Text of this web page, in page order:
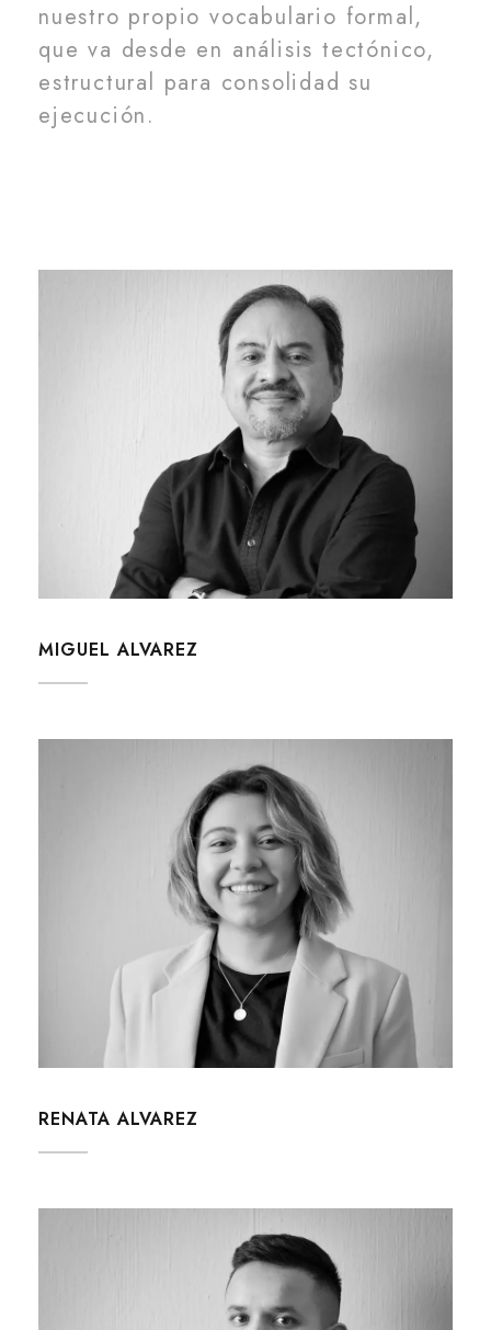
nuestro propio vocabulario formal,
que va desde en análisis tectónico,
estructural para consolidad su
ejecución.
MIGUEL ALVAREZ
RENATA ALVAREZ